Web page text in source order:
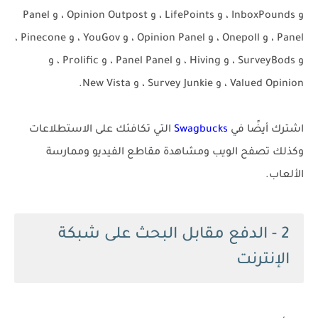
و InboxPounds ، و LifePoints ، و Opinion Outpost ، و Panel
Panel ، و Onepoll ، و Opinion Panel ، و YouGov ، و Pinecone ،
و SurveyBods ، و Hiving ، و Panel Panel ، و Prolific ، و
Valued Opinion ، و Survey Junkie ، و New Vista.
اشترك أيضًا في Swagbucks التي تكافئك على الاستطلاعات
وكذلك تصفح الويب ومشاهدة مقاطع الفيديو وممارسة
الألعاب.
2 - الدفع مقابل البحث على شبكة
الإنترنت